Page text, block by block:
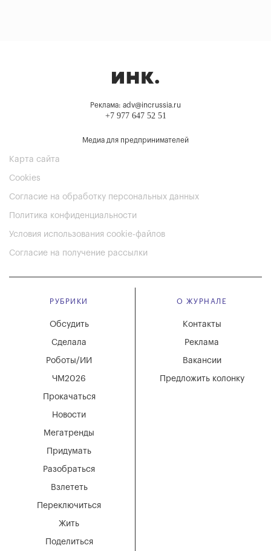
Реклама: adv@incrussia.ru
+7 977 647 52 51
Медиа для предпринимателей
Карта сайта
Cookies
Согласие на обработку персональных данных
Политика конфиденциальности
Условия использования cookie-файлов
Согласие на получение рассылки
РУБРИКИ
Мегатренды
Придумать
Разобраться
Взлететь
Новости
Переключиться
Жить
Поделиться
Обсудить
Сделала
Роботы/ИИ
ЧМ2026
Прокачаться
О ЖУРНАЛЕ
Вакансии
Реклама
Контакты
Предложить колонку